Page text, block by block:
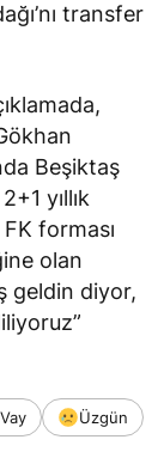
transfer
Beşiktaş
yıllık
forması
olan
geldin diyor,
Vay
Üzgün